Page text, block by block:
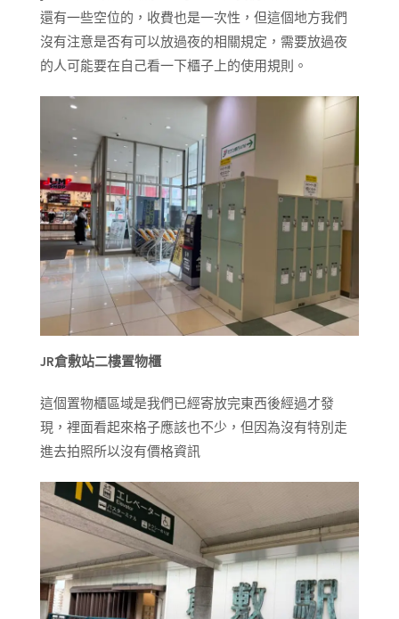
還有一些空位的，收費也是一次性，但這個地方我們
沒有注意是否有可以放過夜的相關規定，需要放過夜
的人可能要在自己看一下櫃子上的使用規則。
JR倉敷站二樓置物櫃
這個置物櫃區域是我們已經寄放完東西後經過才發
現，裡面看起來格子應該也不少，但因為沒有特別走
進去拍照所以沒有價格資訊